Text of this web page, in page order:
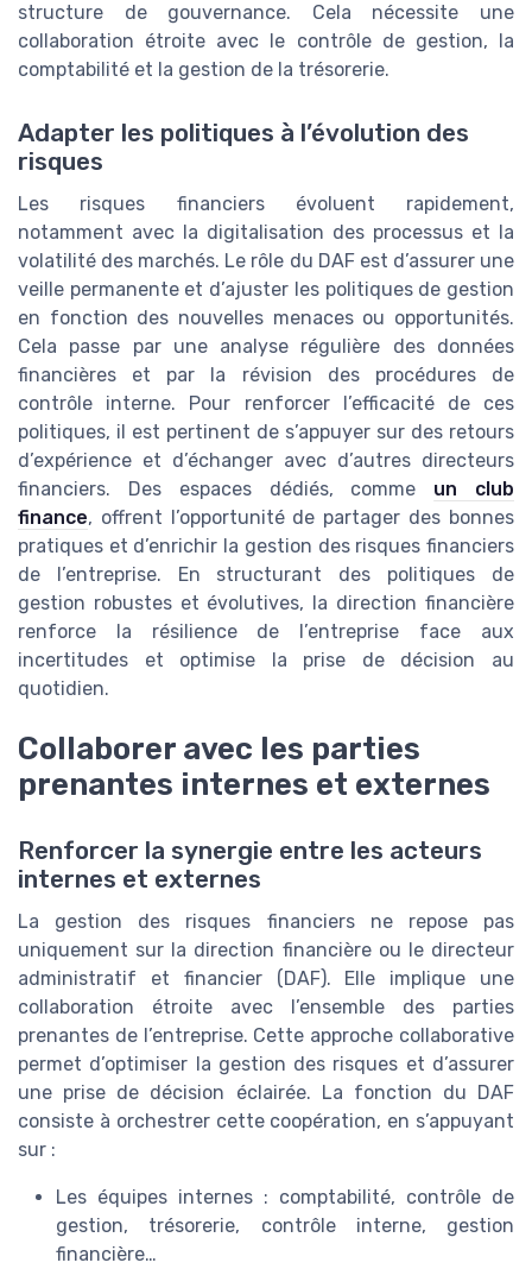
structure de gouvernance. Cela nécessite une
collaboration étroite avec le contrôle de gestion, la
comptabilité et la gestion de la trésorerie.
Adapter les politiques à l’évolution des
risques
Les risques financiers évoluent rapidement,
notamment avec la digitalisation des processus et la
volatilité des marchés. Le rôle du DAF est d’assurer une
veille permanente et d’ajuster les politiques de gestion
en fonction des nouvelles menaces ou opportunités.
Cela passe par une analyse régulière des données
financières et par la révision des procédures de
contrôle interne. Pour renforcer l’efficacité de ces
politiques, il est pertinent de s’appuyer sur des retours
d’expérience et d’échanger avec d’autres directeurs
financiers. Des espaces dédiés, comme un club
finance, offrent l’opportunité de partager des bonnes
pratiques et d’enrichir la gestion des risques financiers
de l’entreprise. En structurant des politiques de
gestion robustes et évolutives, la direction financière
renforce la résilience de l’entreprise face aux
incertitudes et optimise la prise de décision au
quotidien.
Collaborer avec les parties
prenantes internes et externes
Renforcer la synergie entre les acteurs
internes et externes
La gestion des risques financiers ne repose pas
uniquement sur la direction financière ou le directeur
administratif et financier (DAF). Elle implique une
collaboration étroite avec l’ensemble des parties
prenantes de l’entreprise. Cette approche collaborative
permet d’optimiser la gestion des risques et d’assurer
une prise de décision éclairée. La fonction du DAF
consiste à orchestrer cette coopération, en s’appuyant
sur :
Les équipes internes : comptabilité, contrôle de
gestion, trésorerie, contrôle interne, gestion
financière…